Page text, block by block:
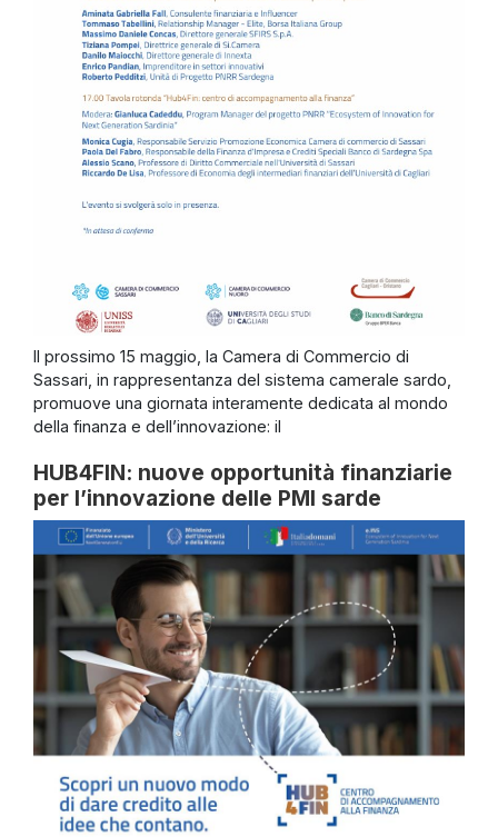
Il prossimo 15 maggio, la Camera di Commercio di
Sassari, in rappresentanza del sistema camerale sardo,
promuove una giornata interamente dedicata al mondo
della finanza e dell’innovazione: il
HUB4FIN: nuove opportunità finanziarie
per l’innovazione delle PMI sarde